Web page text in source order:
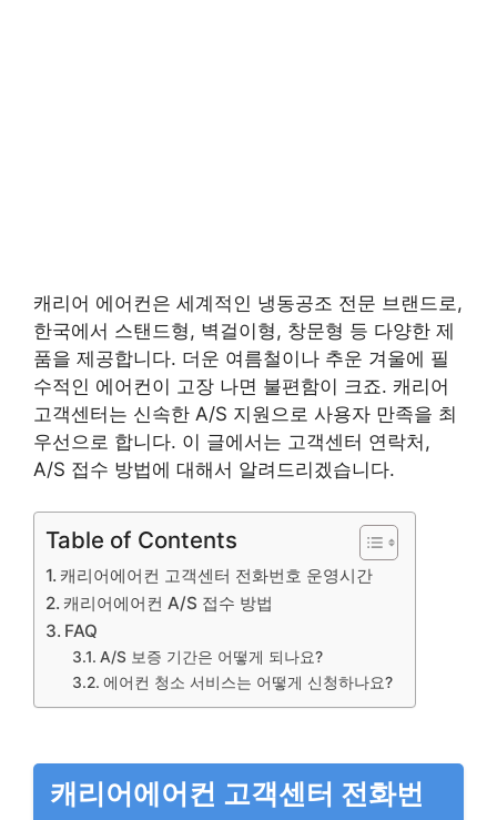
캐리어 에어컨은 세계적인 냉동공조 전문 브랜드로,
한국에서 스탠드형, 벽걸이형, 창문형 등 다양한 제
품을 제공합니다. 더운 여름철이나 추운 겨울에 필
수적인 에어컨이 고장 나면 불편함이 크죠. 캐리어
고객센터는 신속한 A/S 지원으로 사용자 만족을 최
우선으로 합니다. 이 글에서는 고객센터 연락처,
A/S 접수 방법에 대해서 알려드리겠습니다.
Table of Contents
캐리어에어컨 고객센터 전화번호 운영시간
캐리어에어컨 A/S 접수 방법
FAQ
A/S 보증 기간은 어떻게 되나요?
에어컨 청소 서비스는 어떻게 신청하나요?
캐리어에어컨 고객센터 전화번